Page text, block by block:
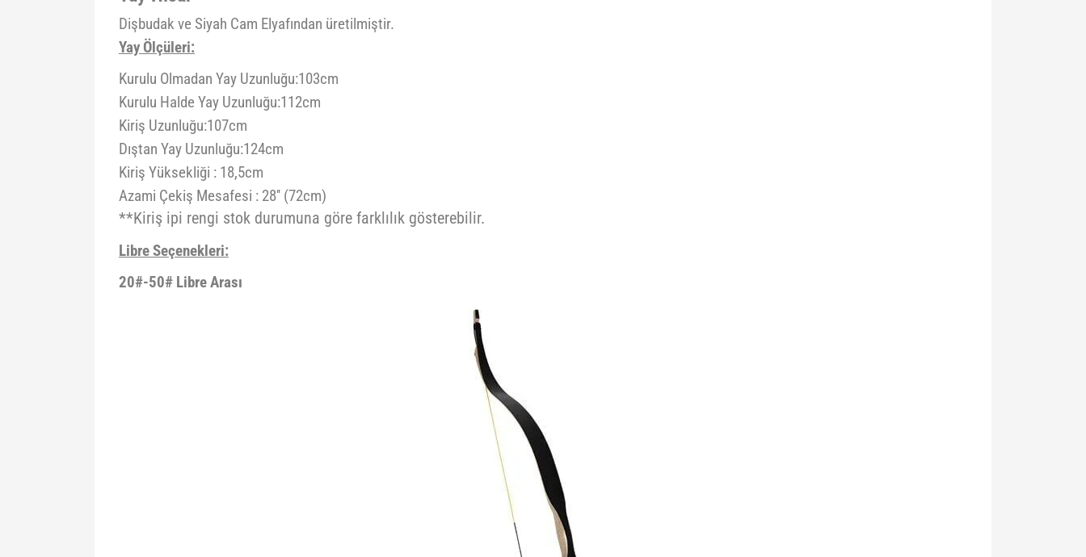
Dişbudak ve Siyah Cam Elyafından üretilmiştir.
Yay Ölçüleri:
Kurulu Olmadan Yay Uzunluğu:103cm
Kurulu Halde Yay Uzunluğu:112cm
Kiriş Uzunluğu:107cm
Dıştan Yay Uzunluğu:124cm
Kiriş Yüksekliği : 18,5cm
Azami Çekiş Mesafesi : 28'' (72cm)
**Kiriş ipi rengi stok durumuna göre farklılık gösterebilir.
Libre Seçenekleri:
20#-50# Libre Arası